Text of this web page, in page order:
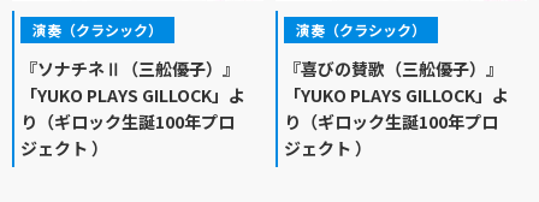
演奏（クラシック）
『ソナチネⅡ（三舩優子）』
「YUKO PLAYS GILLOCK」よ
り（ギロック生誕100年プロ
ジェクト ）
演奏（クラシック）
『喜びの賛歌（三舩優子）』
「YUKO PLAYS GILLOCK」よ
り（ギロック生誕100年プロ
ジェクト ）